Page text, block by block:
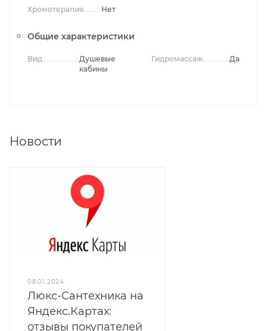
Хромотерапия Нет
Общие характеристики
Вид
Душевые
кабины
Гидромассаж Да
Новости
08.01.2024
Люкс-Сантехника на
Яндекс.Картах:
отзывы покупателей